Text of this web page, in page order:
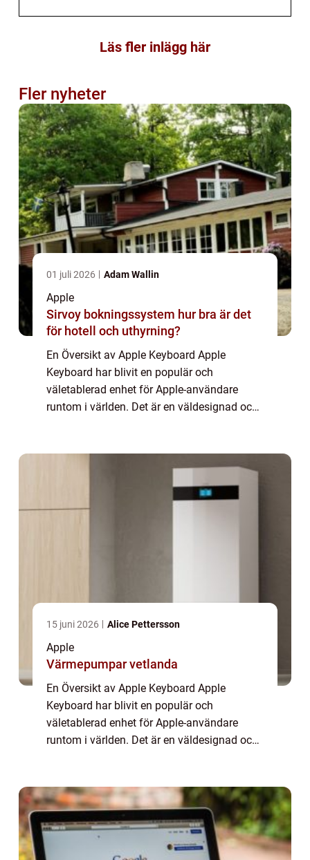
Läs fler inlägg här
Fler nyheter
01 juli 2026 Adam Wallin
Apple
Sirvoy bokningssystem hur bra är det
för hotell och uthyrning?
En Översikt av Apple Keyboard Apple
Keyboard har blivit en populär och
väletablerad enhet för Apple-användare
runtom i världen. Det är en väldesignad och
15 juni 2026 Alice Pettersson
Apple
Värmepumpar vetlanda
En Översikt av Apple Keyboard Apple
Keyboard har blivit en populär och
väletablerad enhet för Apple-användare
runtom i världen. Det är en väldesignad och
användare...